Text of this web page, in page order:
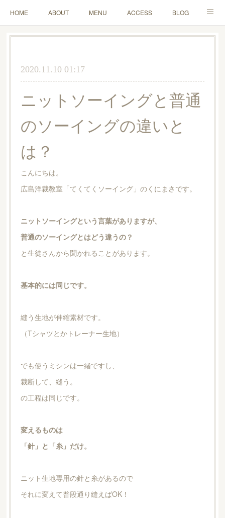
HOME ABOUT MENU ACCESS BLOG
MAIL
2020.11.10 01:17
ニットソーイングと普通
のソーイングの違いと
は？
こんにちは。
広島洋裁教室「てくてくソーイング」のくにまさです。
ニットソーイングという言葉がありますが、
普通のソーイングとはどう違うの？
と生徒さんから聞かれることがあります。
基本的には同じです。
縫う生地が伸縮素材です。
（Tシャツとかトレーナー生地）
でも使うミシンは一緒ですし、
裁断して、縫う。
の工程は同じです。
変えるものは
「針」と「糸」だけ。
ニット生地専用の針と糸があるので
それに変えて普段通り縫えばOK！